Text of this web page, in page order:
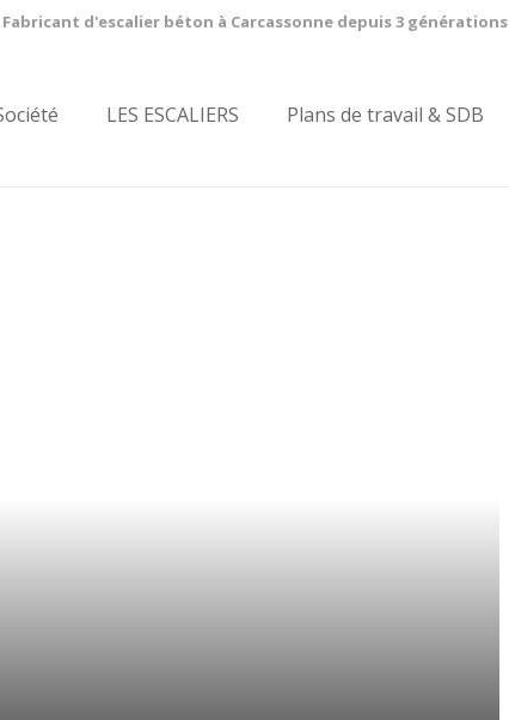
Fabricant d'escalier béton à Carcassonne depuis 3 générations
LES ESCALIERS Plans de travail & SDB